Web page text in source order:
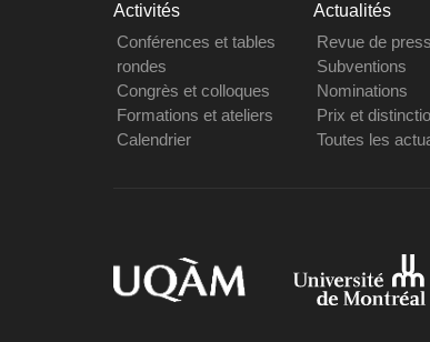
Activités
Conférences et tables
rondes
Congrès et colloques
Formations et ateliers
Calendrier
Actualités
Revue de
Subventions
Nominations
Prix et
Toutes les